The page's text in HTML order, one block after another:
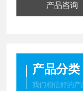
产品咨询
产品分类
我们相信好的产